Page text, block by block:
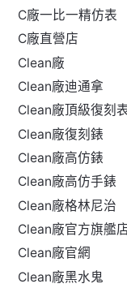
C廠一比一精仿表
C廠直營店
Clean廠
Clean廠迪通拿
Clean廠頂級復刻
Clean廠復刻錶
Clean廠高仿錶
Clean廠高仿手錶
Clean廠格林尼治
Clean廠官方旗艦
Clean廠官網
Clean廠黑水鬼